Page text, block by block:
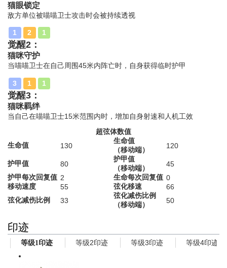
猫眼锁定
敌方单位被喵喵卫士攻击时会被持续透视
1 2 1
觉醒2：
猫咪守护
当喵喵卫士在自己周围45米内阵亡时，自身获得临时护甲
3 1 1
觉醒3：
猫咪羁绊
当自己在喵喵卫士15米范围内时，增加自身射速和人机工效
超弦体数值
生命值
130
生命值
（移动端）
120
护甲值 80
护甲值
（移动端）
45
护甲每次回复值 2 生命每次回复值 0
移动速度
55 弦化移速
66
弦化减伤比例
33
弦化减伤比例
（移动端）
50
印迹
等级1印迹 等级2印迹 等级3印迹 等级4印迹